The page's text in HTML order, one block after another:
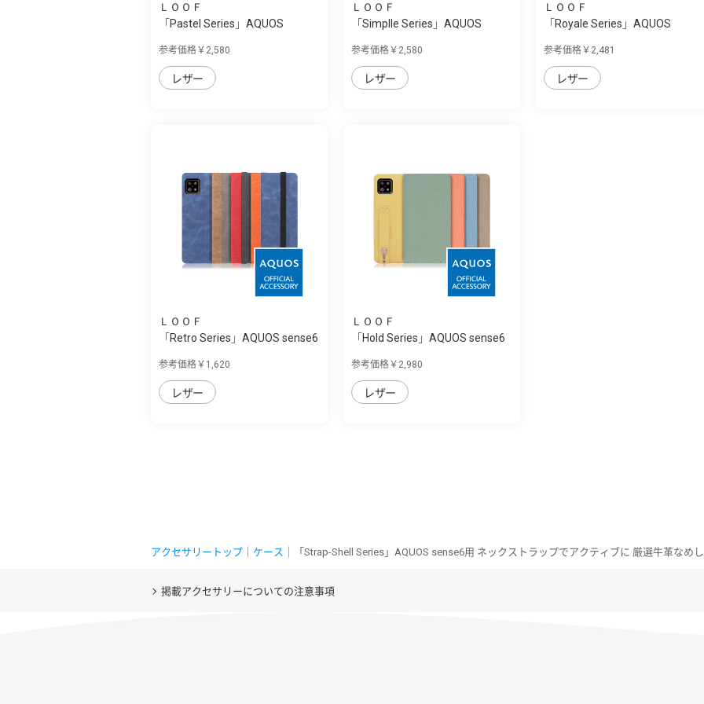
ＬＯＯＦ
「Pastel Series」AQUOS
参考価格￥2,580
レザー
ＬＯＯＦ
「Simplle Series」AQUOS
参考価格￥2,580
レザー
ＬＯＯＦ
「Royale Series」AQUOS
参考価格￥2,481
レザー
ＬＯＯＦ
「Retro Series」AQUOS sense6
参考価格￥1,620
レザー
ＬＯＯＦ
「Hold Series」AQUOS sense6
参考価格￥2,980
レザー
アクセサリートップ ケース ｜「Strap-Shell Series」AQUOS sense6用 ネックストラップでアクティブに 厳選牛革なめ
掲載アクセサリーについての注意事項